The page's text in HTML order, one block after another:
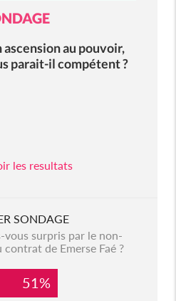
ascension au pouvoir,
parait-il compétent ?
les resultats
SONDAGE
vous surpris par le non-
de Emerse Faé ?
51%